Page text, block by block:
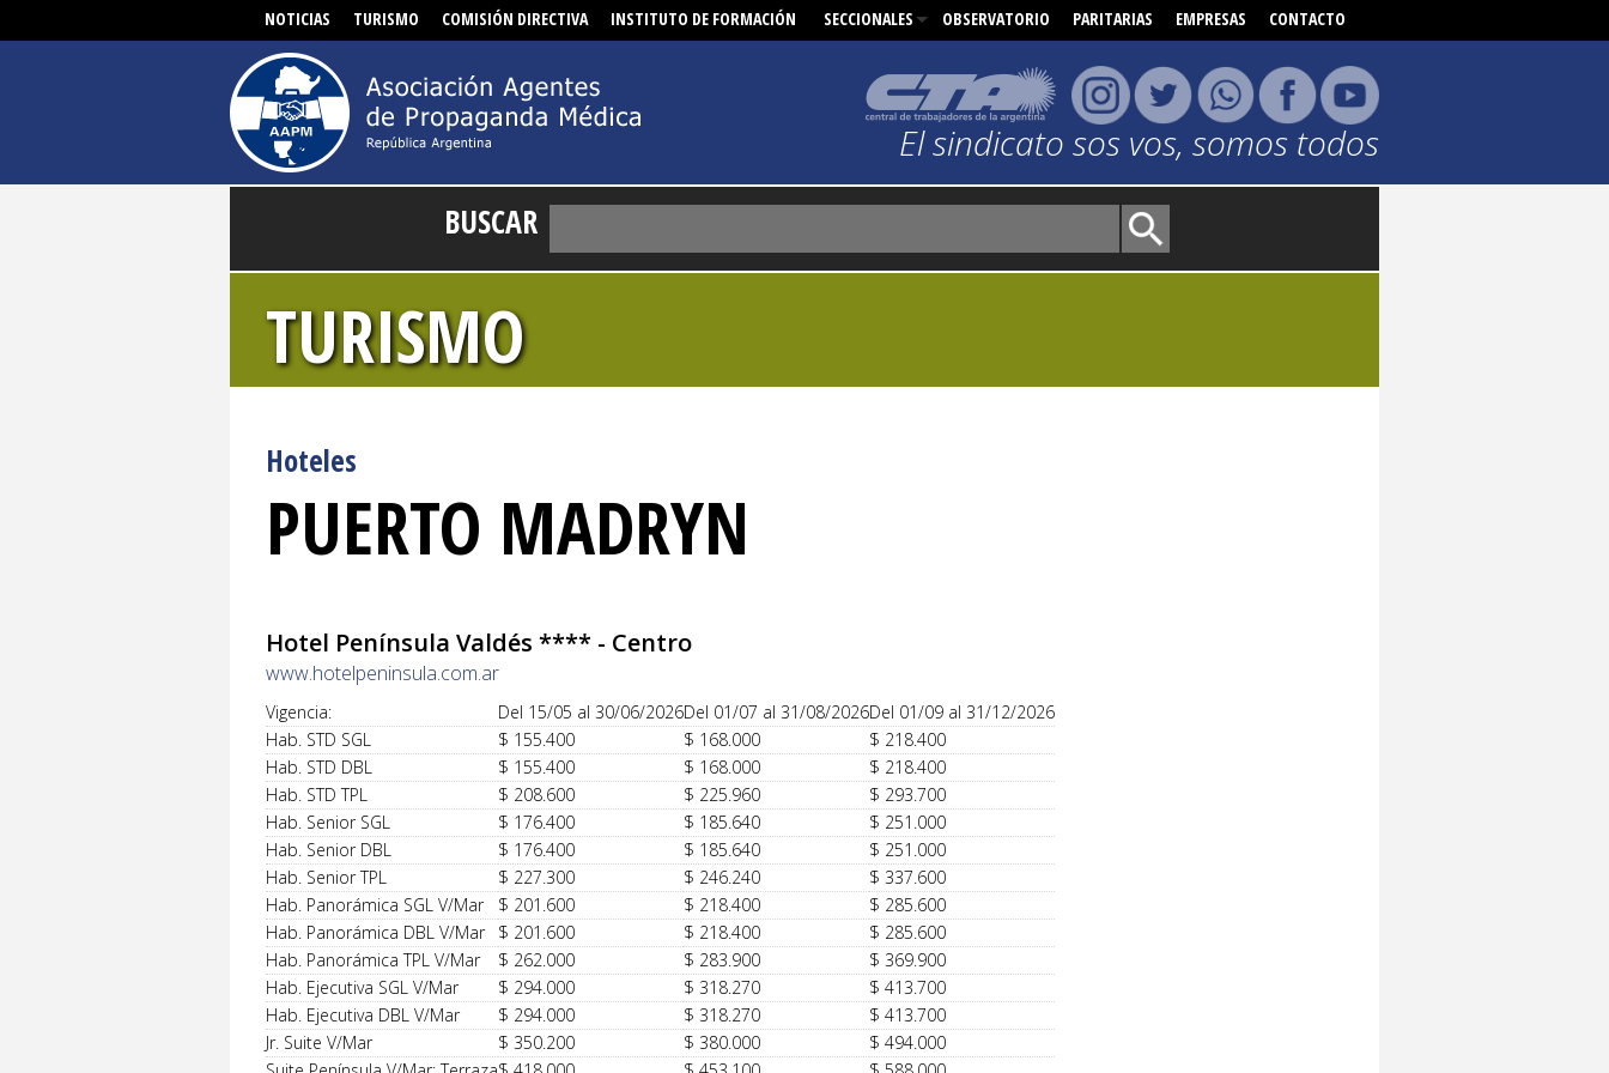
NOTICIAS TURISMO COMISIÓN DIRECTIVA INSTITUTO DE FORMACIÓN OBSERVATORIO PARITARIAS EMPRESAS CONTACTO
El sindicato sos vos, somos todos
BUSCAR
TURISMO
Hoteles
PUERTO MADRYN
Hotel Península Valdés **** - Centro
www.hotelpeninsula.com.ar
Vigencia: Del 15/05 al 30/06/2026Del 01/07 al 31/08/2026Del 01/09 al 31/12/2026
Hab. STD SGL
$ 155.400 $ 168.000
$ 218.400
Hab. STD DBL
$ 155.400 $ 168.000
$ 218.400
Hab. STD TPL
$ 208.600 $ 225.960
$ 293.700
Hab. Senior SGL
$ 176.400 $ 185.640
$ 251.000
Hab. Senior DBL
$ 176.400 $ 185.640
$ 251.000
Hab. Senior TPL
$ 227.300 $ 246.240
$ 337.600
Hab. Panorámica SGL V/Mar
$ 201.600 $ 218.400
$ 285.600
Hab. Panorámica DBL V/Mar
$ 201.600 $ 218.400
$ 285.600
Hab. Panorámica TPL V/Mar
$ 262.000 $ 283.900
$ 369.900
Hab. Ejecutiva SGL V/Mar
$ 294.000 $ 318.270
$ 413.700
Hab. Ejecutiva DBL V/Mar
$ 294.000 $ 318.270
$ 413.700
Jr. Suite V/Mar
$ 350.200 $ 380.000
$ 494.000